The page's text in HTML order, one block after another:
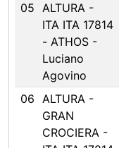
05 ALTURA -
ITA ITA 17814
- ATHOS -
Luciano
Agovino
06 ALTURA -
GRAN
CROCIERA -